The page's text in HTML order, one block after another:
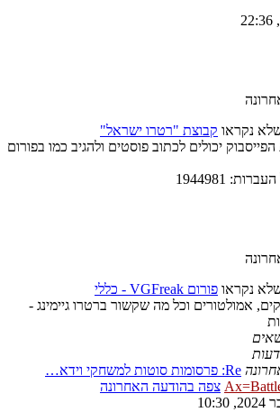
קבוצת "רטרו ישראל"
יכולים לכתוב פוסטים ולהגיב כמו בפורום
1944981
פורום VGFreak - כללי
אמולטורים וכל מה שקשור ברטרו גיימינג -
Re: פרסומות סוטות למשחקי וידא…
צפה בהודעה האחרונה